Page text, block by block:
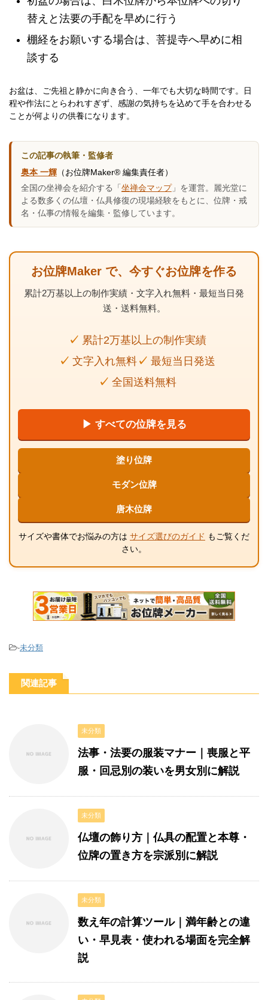
替えと法要の手配を早めに行う
棚経をお願いする場合は、菩提寺へ早めに相
談する
お盆は、ご先祖と静かに向き合う、一年でも大切な時間です。日
程や作法にとらわれすぎず、感謝の気持ちを込めて手を合わせる
ことが何よりの供養になります。
この記事の執筆・監修者
奥本 一輝（お位牌Maker® 編集責任者）
全国の坐禅会を紹介する「坐禅会マップ」を運営。麗光堂に
よる数多くの仏壇・仏具修復の現場経験をもとに、位牌・戒
名・仏事の情報を編集・監修しています。
お位牌Maker で、今すぐお位牌を作る
累計2万基以上の制作実績・文字入れ無料・最短当日発
送・送料無料。
累計2万基以上の制作実績
文字入れ無料
最短当日発送
全国送料無料
▶ すべての位牌を見る
塗り位牌
モダン位牌
唐木位牌
サイズや書体でお悩みの方は サイズ選びのガイド もご覧くだ
さい。
-未分類
関連記事
未分類
法事・法要の服装マナー｜喪服と平
服・回忌別の装いを男女別に解説
未分類
仏壇の飾り方｜仏具の配置と本尊・
位牌の置き方を宗派別に解説
未分類
数え年の計算ツール｜満年齢との違
い・早見表・使われる場面を完全解
説